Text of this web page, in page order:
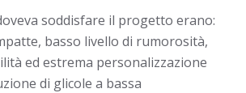
soddisfare il progetto erano:
basso livello di rumorosità,
ed estrema personalizzazione
di glicole a bassa